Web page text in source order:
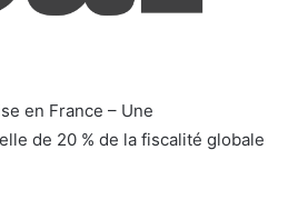
en France – Une
de 20 % de la fiscalité globale